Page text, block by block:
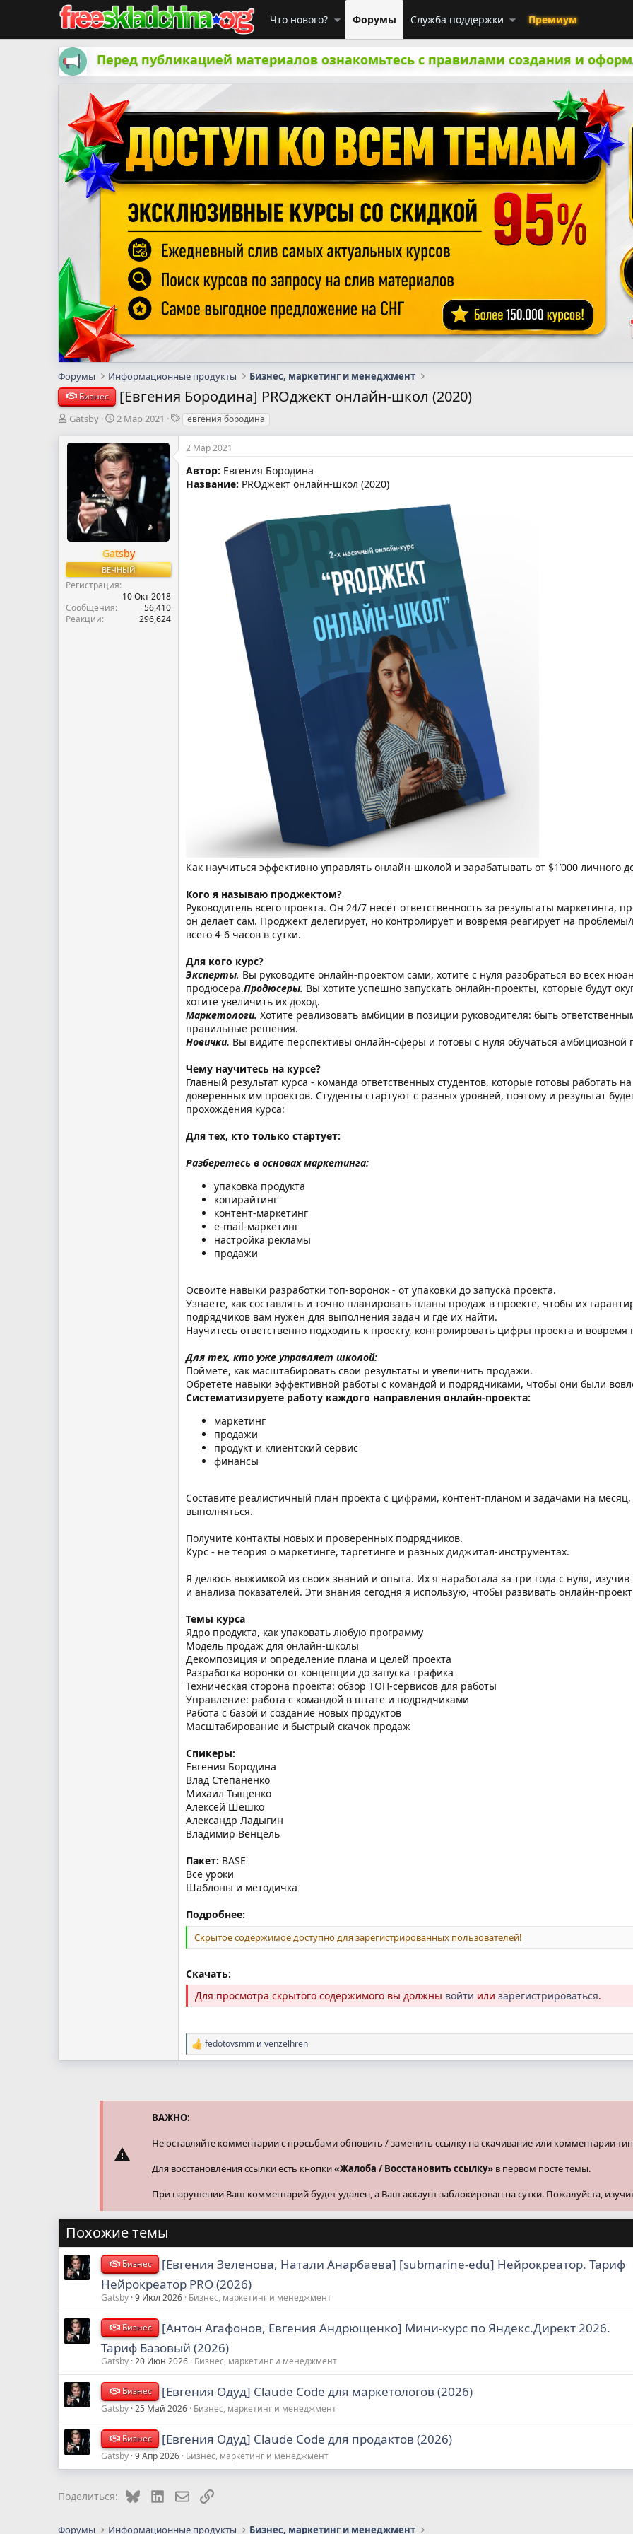
Что нового? Форумы Служба поддержки Премиум
Перед публикацией материалов ознакомьтесь с правилами создания и
Форумы Информационные продукты Бизнес, маркетинг и менеджмент
Бизнес [Евгения Бородина] PROджект онлайн-школ (2020)
А
т
м
Gatsby
Д
т
а
н
а
ч
а
л
2 Мар 2021
Т
и
евгения бородина
Gatsby
ВЕЧНЫЙ
Регистрация
10 Окт 2018
Сообщения
56,410
Реакции
296,624
2 Мар 2021
Автор: Евгения Бородина
Название: PROджект онлайн-школ (2020)
Как научиться эффективно управлять онлайн-школой и зарабатывать от $1’000 личного
Кого я называю проджектом?
Руководитель всего проекта. Он 24/7 несёт ответственность за результаты
он делает сам. Проджект делегирует, но контролирует и вовремя реагирует на
всего 4-6 часов в сутки.
Для кого курс?
Эксперты. Вы руководите онлайн-проектом сами, хотите с нуля разобраться во всех
продюсера.Продюсеры. Вы хотите успешно запускать онлайн-проекты, которые будут
хотите увеличить их доход.
Маркетологи. Хотите реализовать амбиции в позиции руководителя: быть
правильные решения.
Новички. Вы видите перспективы онлайн-сферы и готовы с нуля обучаться амбициозной
Чему научитесь на курсе?
Главный результат курса - команда ответственных студентов, которые готовы работать
доверенных им проектов. Студенты стартуют с разных уровней, поэтому и результат
прохождения курса:
Для тех, кто только стартует:
Разберетесь в основах маркетинга:
упаковка продукта
копирайтинг
контент-маркетинг
e-mail-маркетинг
настройка рекламы
продажи
Освоите навыки разработки топ-воронок - от упаковки до запуска проекта.
Узнаете, как составлять и точно планировать планы продаж в проекте, чтобы их
подрядчиков вам нужен для выполнения задач и где их найти.
Научитесь ответственно подходить к проекту, контролировать цифры проекта и
Для тех, кто уже управляет школой:
Поймете, как масштабировать свои результаты и увеличить продажи.
Обретете навыки эффективной работы с командой и подрядчиками, чтобы они были
Систематизируете работу каждого направления онлайн-проекта:
маркетинг
продажи
продукт и клиентский сервис
финансы
Составите реалистичный план проекта с цифрами, контент-планом и задачами на месяц,
выполняться.
Получите контакты новых и проверенных подрядчиков.
Курс - не теория о маркетинге, таргетинге и разных диджитал-инструментах.
Я делюсь выжимкой из своих знаний и опыта. Их я наработала за три года с нуля,
и анализа показателей. Эти знания сегодня я использую, чтобы развивать онлайн-
Темы курса
Ядро продукта, как упаковать любую программу
Модель продаж для онлайн-школы
Декомпозиция и определение плана и целей проекта
Разработка воронки от концепции до запуска трафика
Техническая сторона проекта: обзор ТОП-сервисов для работы
Управление: работа с командой в штате и подрядчиками
Работа с базой и создание новых продуктов
Масштабирование и быстрый скачок продаж
Спикеры:
Евгения Бородина
Влад Степаненко
Михаил Тыщенко
Алексей Шешко
Александр Ладыгин
Владимир Венцель
Пакет: BASE
Все уроки
Шаблоны и методичка
Подробнее:
Скрытое содержимое доступно для зарегистрированных пользователей!
Скачать:
Для просмотра скрытого содержимого вы должны войти или зарегистрироваться.
Р
е
fedotovsmm и venzelhren
ВАЖНО:
Не оставляйте комментарии с просьбами обновить / заменить ссылку на скачивание или комментарии
Для восстановления ссылки есть кнопки«Жалоба / Восстановить ссылку» в первом посте темы.
При нарушении Ваш комментарий будет удален, а Ваш аккаунт заблокирован на сутки. Пожалуйста,
Похожие темы
Бизнес
[Евгения Зеленова, Натали Анарбаева] [submarine-edu] Нейрокреатор. Тариф
Нейрокреатор PRO (2026)
Gatsby 9 Июл 2026 Бизнес, маркетинг и менеджмент
Бизнес
[Антон Агафонов, Евгения Андрющенко] Мини-курс по Яндекс.Директ 2026.
Тариф Базовый (2026)
Gatsby 20 Июн 2026 Бизнес, маркетинг и менеджмент
Бизнес [Евгения Одуд] Claude Code для маркетологов (2026)
Gatsby 25 Май 2026 Бизнес, маркетинг и менеджмент
Бизнес [Евгения Одуд] Claude Code для продактов (2026)
Gatsby 9 Апр 2026 Бизнес, маркетинг и менеджмент
Поделиться: BlueskyLinkedInЭлектронная почта
Ссылка
Форумы Информационные продукты Бизнес, маркетинг и менеджмент